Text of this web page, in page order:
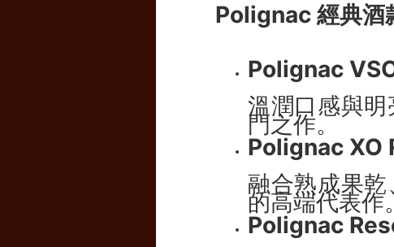
Polignac 經典酒
Polignac
溫潤口感與明
門之作。
Polignac XO
融合熟成果乾
的高端代表作
Polignac